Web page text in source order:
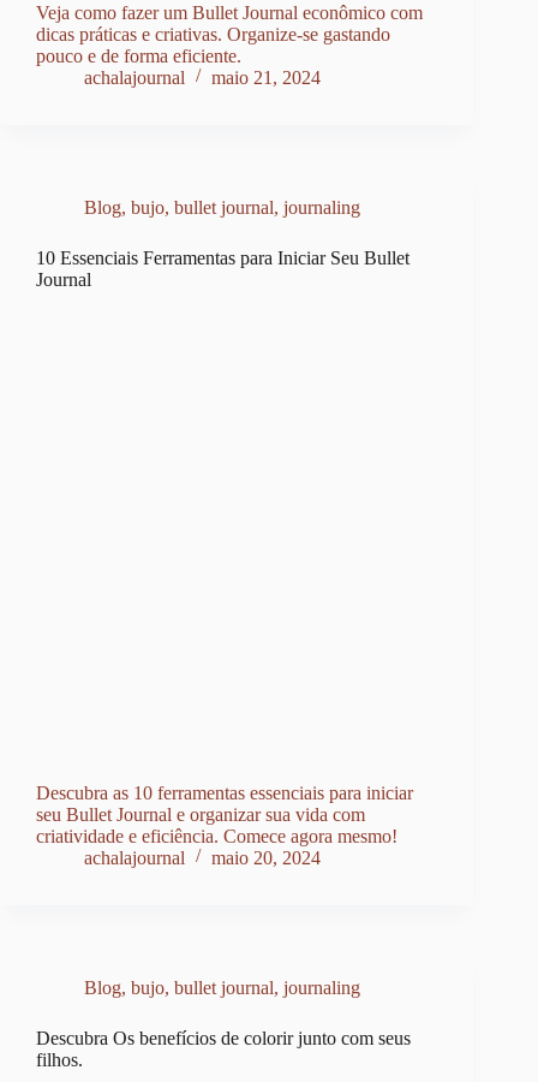
Veja como fazer um Bullet Journal econômico com
dicas práticas e criativas. Organize-se gastando
pouco e de forma eficiente.
achalajournal
maio 21, 2024
Blog, bujo, bullet journal, journaling
10 Essenciais Ferramentas para Iniciar Seu Bullet
Journal
Descubra as 10 ferramentas essenciais para iniciar
seu Bullet Journal e organizar sua vida com
criatividade e eficiência. Comece agora mesmo!
achalajournal
maio 20, 2024
Blog, bujo, bullet journal, journaling
Descubra Os benefícios de colorir junto com seus
filhos.